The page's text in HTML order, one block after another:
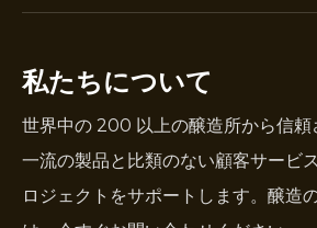
私たちについて
世界中の 200 以上の醸造所から信頼
一流の製品と比類のない顧客サービ
ロジェクトをサポートします。醸造